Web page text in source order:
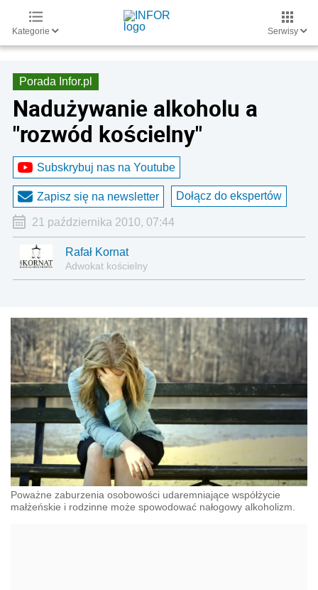
Kategorie Serwisy
Porada Infor.pl
Nadużywanie alkoholu a
"rozwód kościelny"
Subskrybuj nas na Youtube
Zapisz się na newsletter Dołącz do ekspertów
21 października 2010, 07:44
Rafał Kornat
Adwokat kościelny
Poważne zaburzenia osobowości udaremniające współżycie
małżeńskie i rodzinne może spowodować nałogowy alkoholizm.